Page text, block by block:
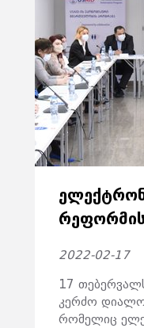
2022-02-17
17
კერძო
რომელიც